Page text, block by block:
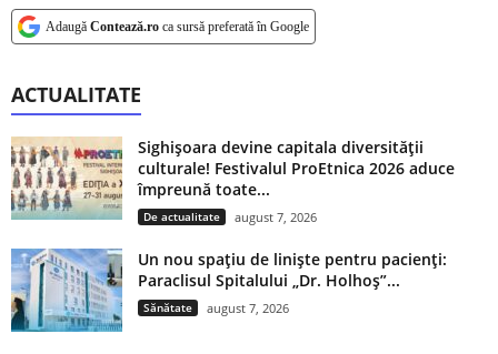
Adaugă Contează.ro ca sursă preferată în Google
ACTUALITATE
Sighișoara devine capitala diversității
culturale! Festivalul ProEtnica 2026 aduce
împreună toate...
De actualitate august 7, 2026
Un nou spațiu de liniște pentru pacienți:
Paraclisul Spitalului „Dr. Holhoș”...
Sănătate august 7, 2026